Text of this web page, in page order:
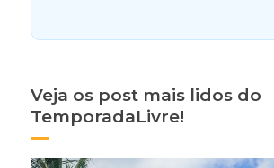
Veja os post mais lidos do
TemporadaLivre!